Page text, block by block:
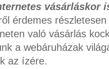
vásárláskor
érdemes
való vásárlás
a webáruházak
az ízére.